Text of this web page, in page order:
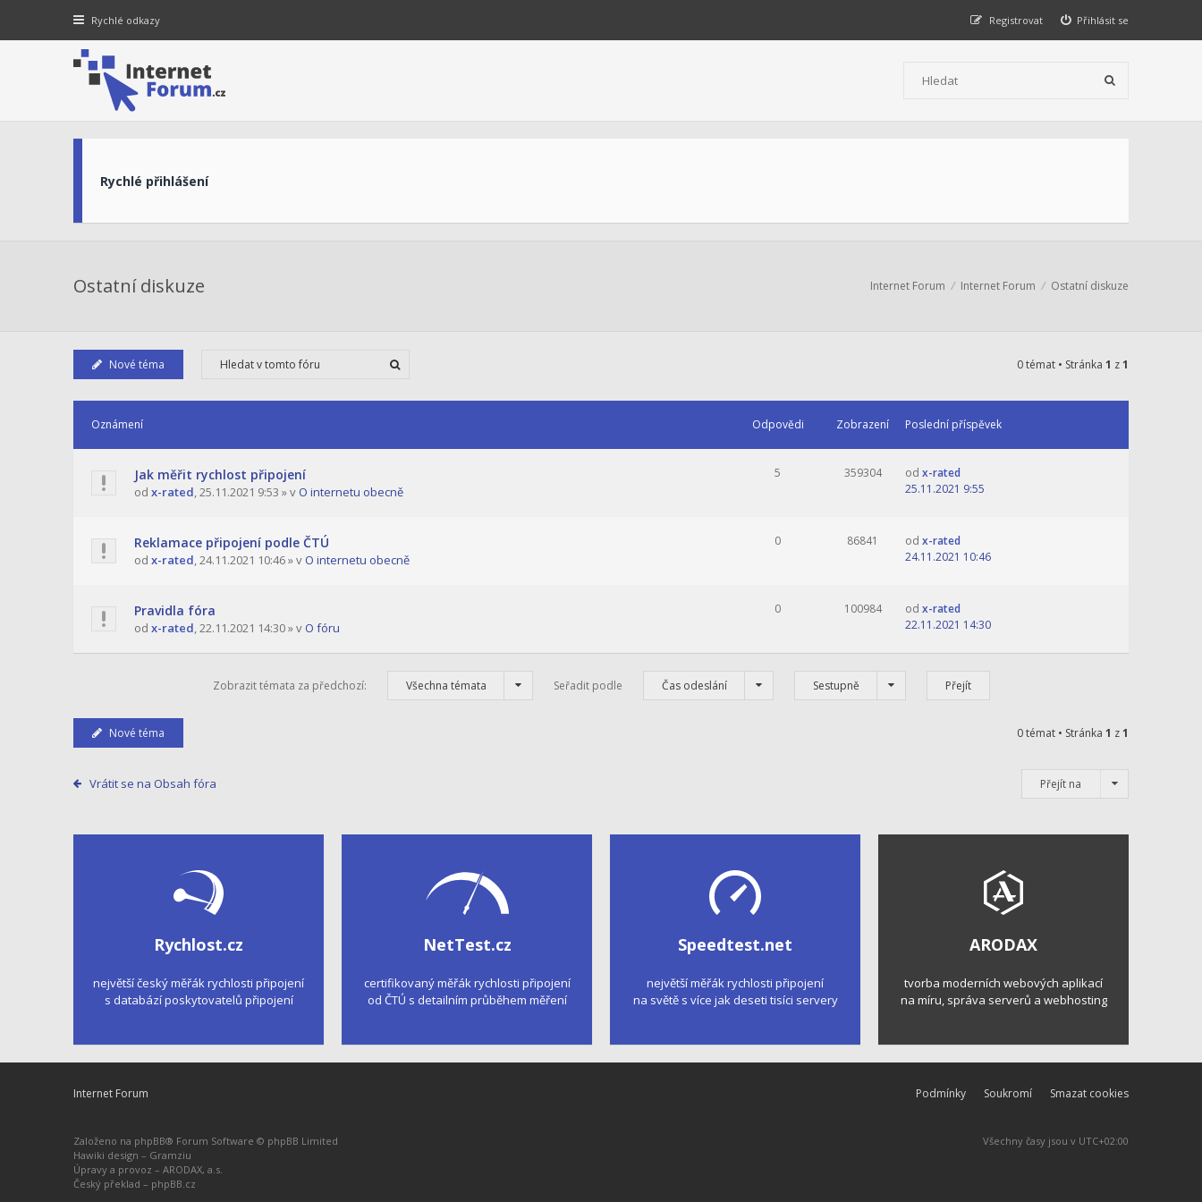
Rychlé odkazy Přihlásit se
Registrovat
Rychlé přihlášení
Ostatní diskuze Internet Forum Internet Forum Ostatní diskuze
Nové téma 0 témat • Stránka 1 z1
Oznámení Odpovědi Zobrazení Poslední příspěvek
Jak měřit rychlost připojení
od x-rated,25.11.2021 9:53 » v O internetu obecně
5 359304 od x-rated
25.11.2021 9:55
Reklamace připojení podle ČTÚ
od x-rated,24.11.2021 10:46» v O internetu obecně
0 86841 od x-rated
24.11.2021 10:46
Pravidla fóra
od x-rated,22.11.2021 14:30» v O fóru
0 100984 od x-rated
22.11.2021 14:30
Zobrazit témata za předchozí: Všechna témata Seřadit podle Čas odeslání Sestupně
Nové téma 0 témat • Stránka 1 z1
Vrátit se na Obsah fóra Přejít na
Rychlost.cz
největší český měřák rychlosti připojení
s databází poskytovatelů připojení
NetTest.cz
certifikovaný měřák rychlosti připojení
od ČTÚ s detailním průběhem měření
Speedtest.net
největší měřák rychlosti připojení
na světě s více jak deseti tisíci servery
ARODAX
tvorba moderních webových aplikací
na míru, správa serverů a webhosting
Internet Forum Smazat cookies
Soukromí
Podmínky
Založeno na phpBB® Forum Software © phpBB Limited
Hawiki design – Gramziu
Úpravy a provoz – ARODAX, a.s.
Český překlad – phpBB.cz
Všechny časy jsou v UTC+02:00